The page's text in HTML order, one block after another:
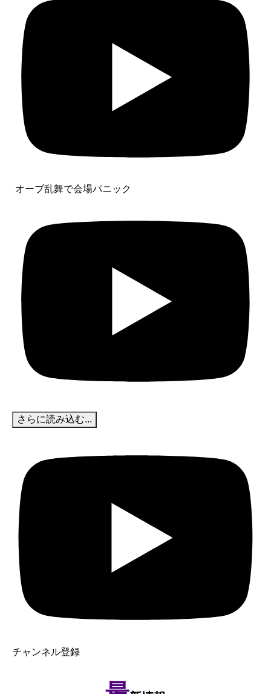
オーブ乱舞で会場パニック
さらに読み込む...
チャンネル登録